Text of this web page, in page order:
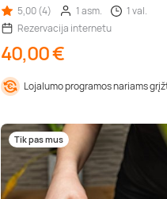
5,00 (4)
1 asm.
1 val.
Rezervacija internetu
40,00 €
Lojalumo programos nariams
Tik pas mus